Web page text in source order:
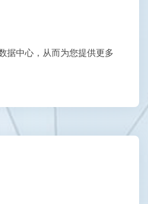
据中心，从而为您提供更多